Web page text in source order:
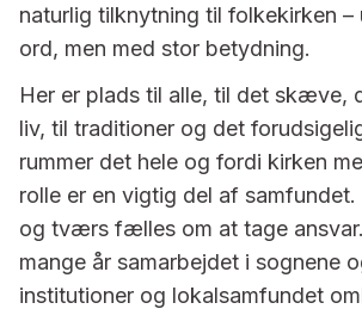
naturlig tilknytning til folkekirken –
ord, men med stor betydning.
Her er plads til alle, til det skæve,
liv, til traditioner og det
rummer det hele og fordi kirken
rolle er en vigtig del af
og tværs fælles om at tage
mange år samarbejdet i sognene
institutioner og lokalsamfundet